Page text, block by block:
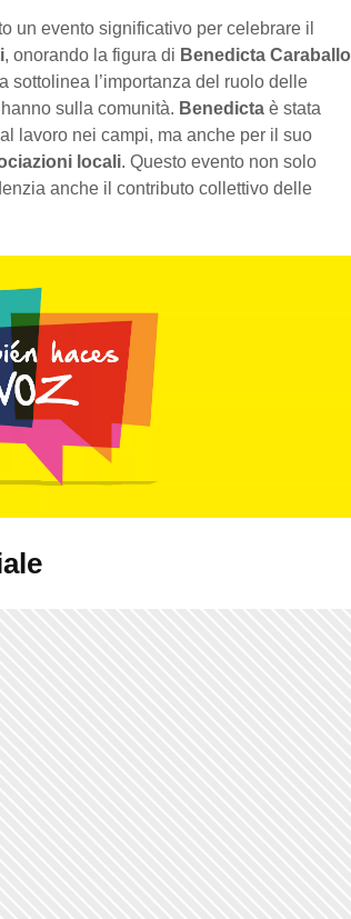
un evento significativo per celebrare il
, onorando la figura di Benedicta Caraballo
sottolinea l’importanza del ruolo delle
sulla comunità. Benedicta è stata
lavoro nei campi, ma anche per il suo
locali. Questo evento non solo
anche il contributo collettivo delle